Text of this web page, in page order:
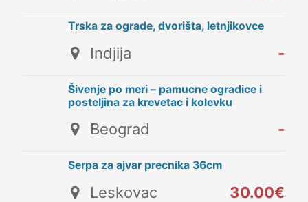
Trska za ograde, dvorišta, letnjikovce
Indjija -
Šivenje po meri – pamucne ogradice i
posteljina za krevetac i kolevku
Beograd -
Serpa za ajvar precnika 36cm
Leskovac 30.00€